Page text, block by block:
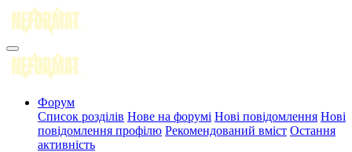
Форум
Список розділів Нове на форумі Нові повідомлення Нові
повідомлення профілю Рекомендований вміст Остання
активність